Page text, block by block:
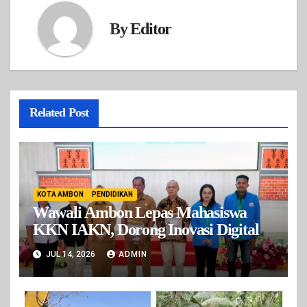
ByEditor
Related Post
KOTA AMBON PENDIDIKAN
Wawali Ambon Lepas Mahasiswa
KKN IAKN, Dorong Inovasi Digital
JUL 14, 2026 ADMIN